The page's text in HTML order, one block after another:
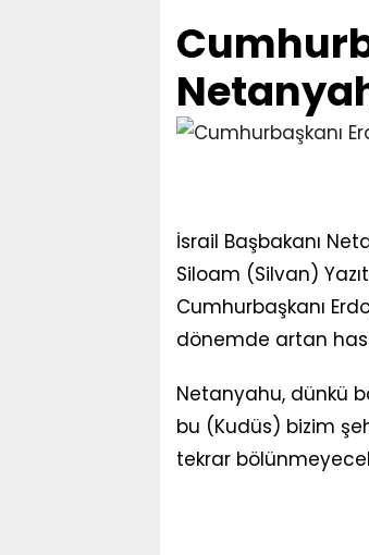
İsrail Başbakanı
Siloam (Silvan)
Cumhurbaşkanı
dönemde artan
Netanyahu, dünkü
bu (Kudüs) bizim
tekrar